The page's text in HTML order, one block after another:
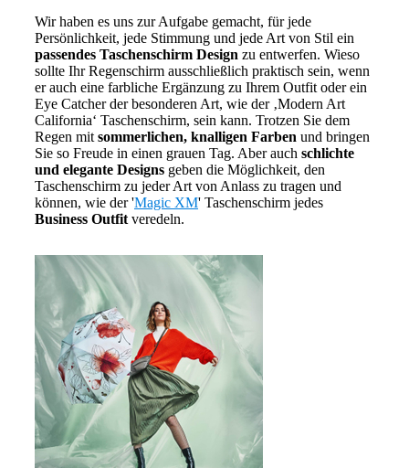
Wir haben es uns zur Aufgabe gemacht, für jede
Persönlichkeit, jede Stimmung und jede Art von Stil ein
passendes Taschenschirm Design zu entwerfen. Wieso
sollte Ihr Regenschirm ausschließlich praktisch sein, wenn
er auch eine farbliche Ergänzung zu Ihrem Outfit oder ein
Eye Catcher der besonderen Art, wie der ‚Modern Art
California‘ Taschenschirm, sein kann. Trotzen Sie dem
Regen mit sommerlichen, knalligen Farben und bringen
Sie so Freude in einen grauen Tag. Aber auch schlichte
und elegante Designs geben die Möglichkeit, den
Taschenschirm zu jeder Art von Anlass zu tragen und
können, wie der 'Magic XM' Taschenschirm jedes
Business Outfit veredeln.